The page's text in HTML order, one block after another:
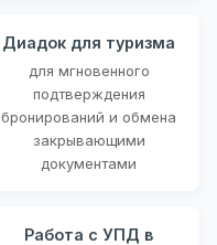
Диадок для туризма
для мгновенного
подтверждения
бронирований и обмена
закрывающими
документами
Работа с УПД в